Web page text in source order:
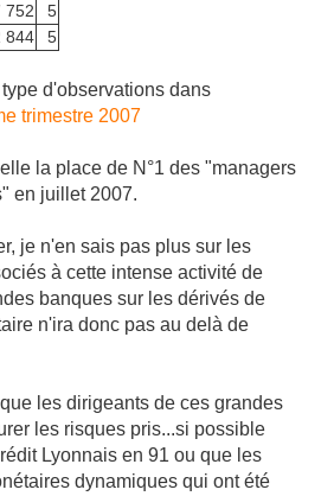
752
5
844 5
d'observations dans
trimestre 2007
la place de N°1 des "managers
en juillet 2007.
je n'en sais pas plus sur les
à cette intense activité de
banques sur les dérivés de
n'ira donc pas au delà de
les dirigeants de ces grandes
les risques pris...si possible
Lyonnais en 91 ou que les
dynamiques qui ont été